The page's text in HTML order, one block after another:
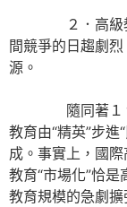
２．高級教育
間競爭的日趨劇
源。
隨同著１９９
教育由“精英”步
成。事實上，國
教育“市場化”恰
教育規模的急劇擴